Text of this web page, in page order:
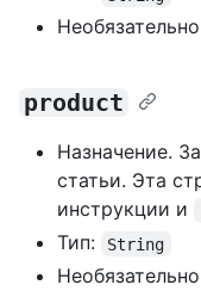
product
Назначение.
статьи. Эта
инструкции и
Тип:
String